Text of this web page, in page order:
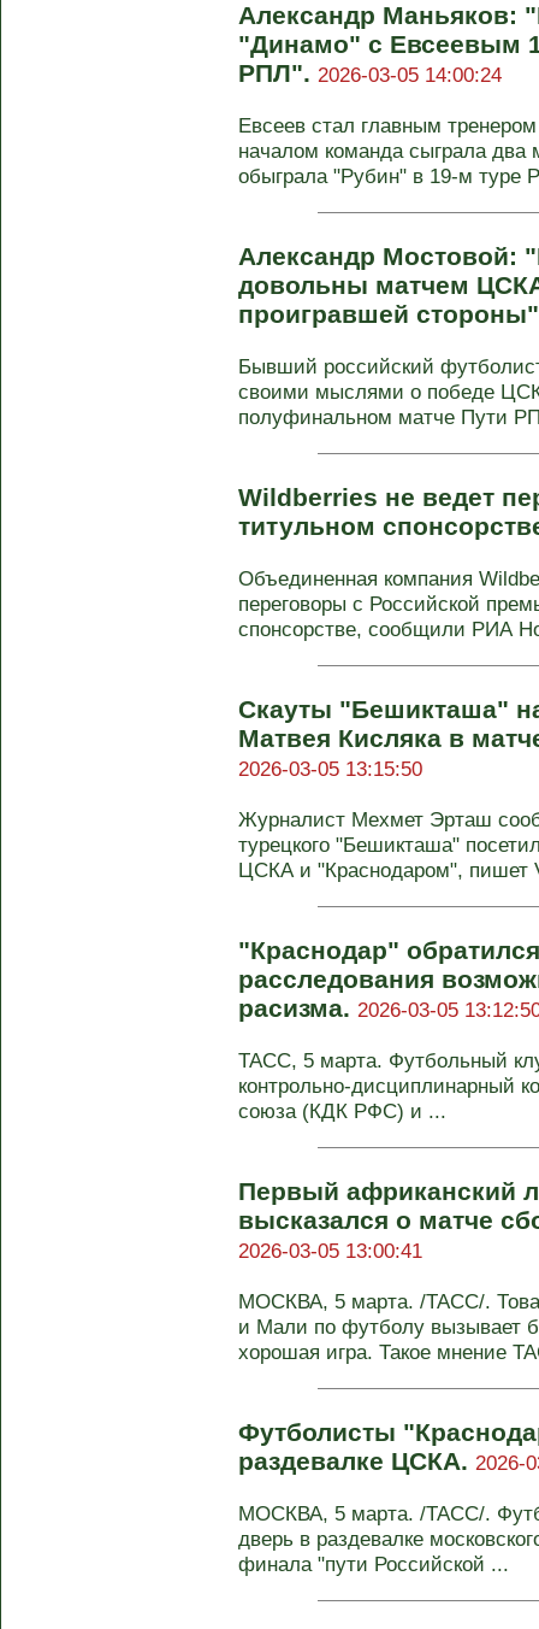
Александр Маньяков:
"Динамо" с Евсеевым
РПЛ". 2026-03-05 14:00:24
Евсеев стал главным
началом команда сыграла
обыграла "Рубин" в 19-м туре
Александр Мостовой:
довольны матчем
проигравшей
Бывший российский
своими мыслями о победе
полуфинальном матче Пути
Wildberries не ведет
титульном
Объединенная компания
переговоры с Российской
спонсорстве, сообщили РИА
Скауты "Бешикташа"
Матвея Кисляка в
2026-03-05 13:15:50
Журналист Мехмет Эрташ
турецкого "Бешикташа"
ЦСКА и "Краснодаром", пишет
"Краснодар"
расследования
расизма. 2026-03-05
ТАСС, 5 марта. Футбольный
контрольно-дисциплинарный
союза (КДК РФС) и ...
Первый африканский
высказался о матче
2026-03-05 13:00:41
МОСКВА, 5 марта. /ТАСС/.
и Мали по футболу вызывает
хорошая игра. Такое мнение
Футболисты
раздевалке ЦСКА. 2026-
МОСКВА, 5 марта. /ТАСС/.
дверь в раздевалке
финала "пути Российской ...